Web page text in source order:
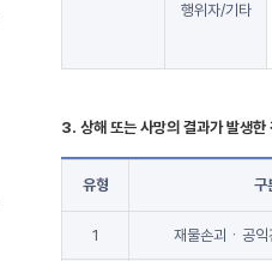
행위자/기타
3. 상해 또는 사망의 결과가 발생한
유형 구
1 재물손괴ㆍ공익